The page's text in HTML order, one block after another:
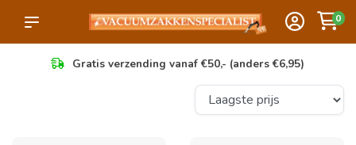
0
Gratis verzending vanaf €50,- (anders €6,95)